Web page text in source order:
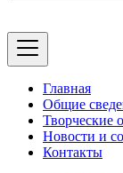
Главная
Общие
Творческие
Новости и
Контакты